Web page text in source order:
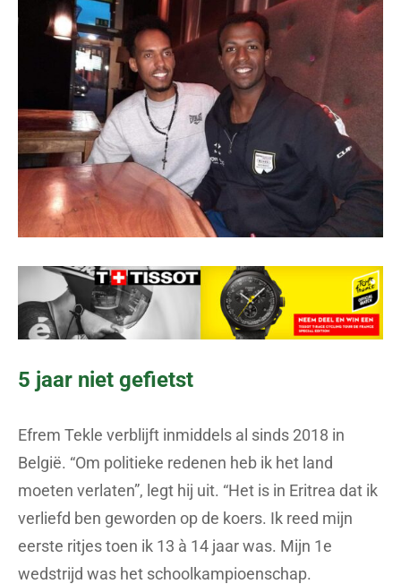
5 jaar niet gefietst
Efrem Tekle verblijft inmiddels al sinds 2018 in
België. “Om politieke redenen heb ik het land
moeten verlaten”, legt hij uit. “Het is in Eritrea dat ik
verliefd ben geworden op de koers. Ik reed mijn
eerste ritjes toen ik 13 à 14 jaar was. Mijn 1e
wedstrijd was het schoolkampioenschap.